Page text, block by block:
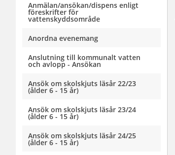
Anmälan/ansökan/dispens enligt
föreskrifter för
vattenskyddsområde
Anordna evenemang
Anslutning till kommunalt vatten
och avlopp - Ansökan
Ansök om skolskjuts läsår 22/23
(ålder 6 - 15 år)
Ansök om skolskjuts läsår 23/24
(ålder 6 - 15 år)
Ansök om skolskjuts läsår 24/25
(ålder 6 - 15 år)